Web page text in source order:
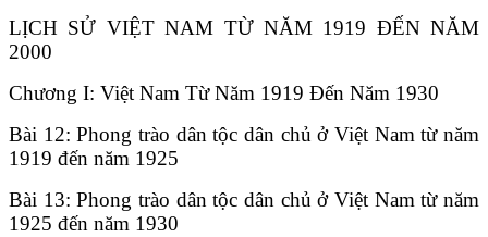
LỊCH SỬ VIỆT NAM TỪ NĂM 1919 ĐẾN NĂM
2000
Chương I: Việt Nam Từ Năm 1919 Đến Năm 1930
Bài 12: Phong trào dân tộc dân chủ ở Việt Nam từ năm
1919 đến năm 1925
Bài 13: Phong trào dân tộc dân chủ ở Việt Nam từ năm
1925 đến năm 1930